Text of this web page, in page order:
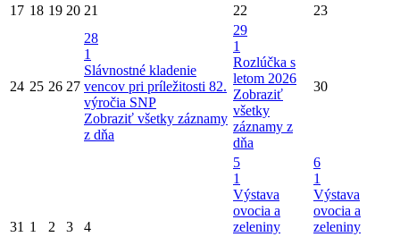
17 18 19 20 21 22 23
24 25 26 27
28
1
Slávnostné kladenie
vencov pri príležitosti 82.
výročia SNP
Zobraziť všetky záznamy
z dňa
29
1
Rozlúčka s
letom 2026
Zobraziť
všetky
záznamy z
dňa
30
31 1 2 3 4
5
1
Výstava
ovocia a
zeleniny
6
1
Výstava
ovocia a
zeleniny